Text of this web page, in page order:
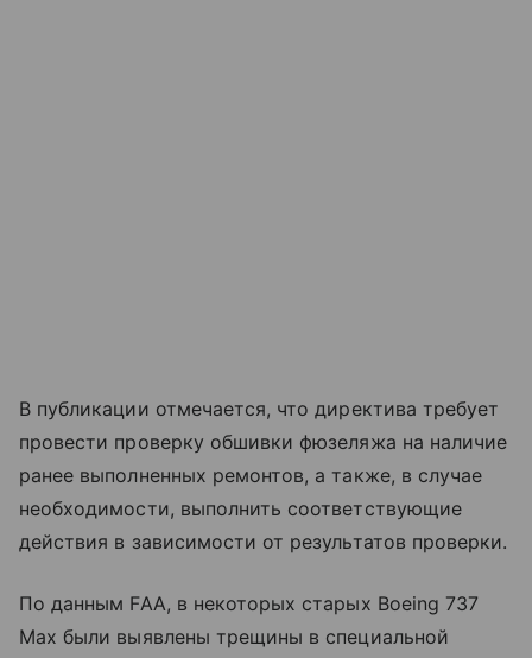
В публикации отмечается, что директива требует
провести проверку обшивки фюзеляжа на наличие
ранее выполненных ремонтов, а также, в случае
необходимости, выполнить соответствующие
действия в зависимости от результатов проверки.
По данным FAA, в некоторых старых Boeing 737
Max были выявлены трещины в специальной